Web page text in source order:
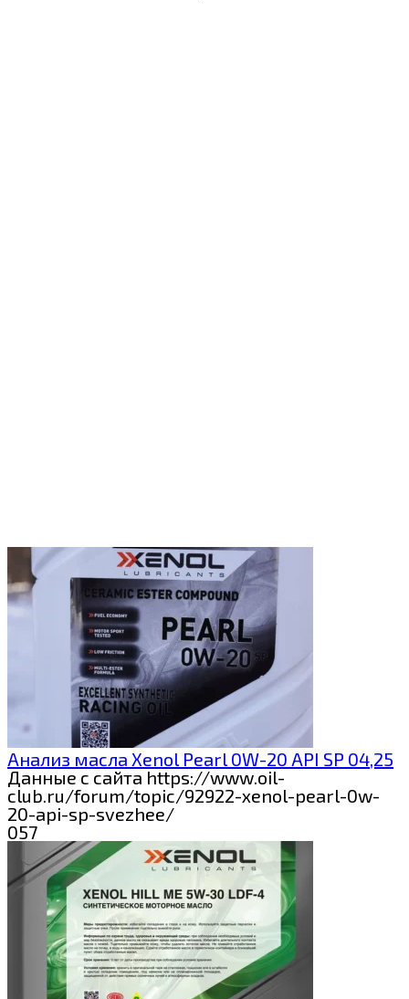
Анализ масла Xenol Pearl 0W-20 API SP 04,25
Данные с сайта https://www.oil-
club.ru/forum/topic/92922-xenol-pearl-0w-
20-api-sp-svezhee/
057